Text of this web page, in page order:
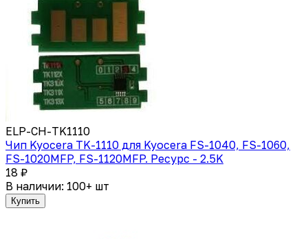
ELP-CH-TK1110
Чип Kyocera TK-1110 для Kyocera FS-1040, FS-1060,
FS-1020MFP, FS-1120MFP. Ресурс - 2.5K
18 ₽
В наличии: 100+ шт
Купить